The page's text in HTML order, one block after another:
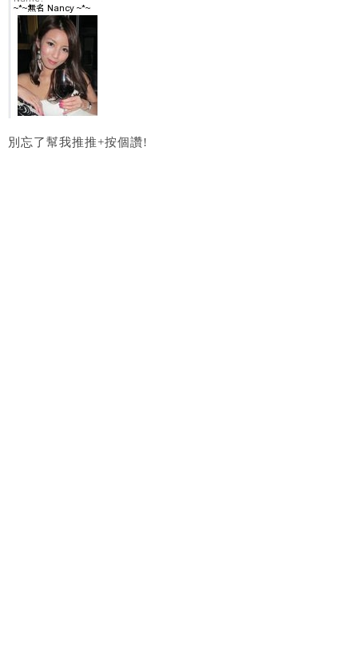
別忘了幫我推推+按個讚!